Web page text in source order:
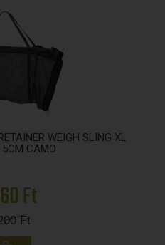
WEIGH SLING XL
CAMO
Ft
Ft